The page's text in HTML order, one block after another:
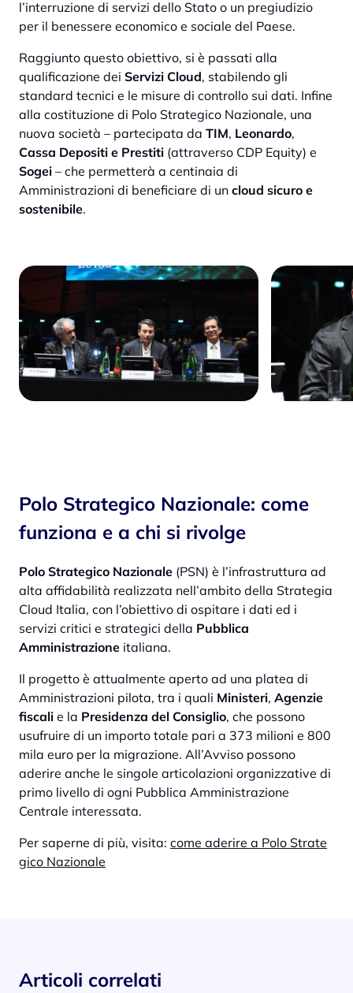
l’interruzione di servizi dello Stato o un pregiudizio
per il benessere economico e sociale del Paese.
Raggiunto questo obiettivo, si è passati alla
qualificazione dei Servizi Cloud, stabilendo gli
standard tecnici e le misure di controllo sui dati. Infine
alla costituzione di Polo Strategico Nazionale, una
nuova società – partecipata da TIM, Leonardo,
Cassa Depositi e Prestiti (attraverso CDP Equity) e
Sogei – che permetterà a centinaia di
Amministrazioni di beneficiare di un cloud sicuro e
sostenibile.
Polo Strategico Nazionale: come
funziona e a chi si rivolge
Polo Strategico Nazionale (PSN) è l’infrastruttura ad
alta affidabilità realizzata nell’ambito della Strategia
Cloud Italia, con l’obiettivo di ospitare i dati ed i
servizi critici e strategici della Pubblica
Amministrazione italiana.
Il progetto è attualmente aperto ad una platea di
Amministrazioni pilota, tra i quali Ministeri, Agenzie
fiscali e la Presidenza del Consiglio, che possono
usufruire di un importo totale pari a 373 milioni e 800
mila euro per la migrazione. All’Avviso possono
aderire anche le singole articolazioni organizzative di
primo livello di ogni Pubblica Amministrazione
Centrale interessata.
Per saperne di più, visita: come aderire a Polo Strate
gico Nazionale
Articoli correlati